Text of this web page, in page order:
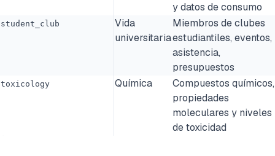
y datos de consumo
student_club
Vida
universitaria
Miembros de clubes
estudiantiles, eventos,
asistencia,
presupuestos
toxicology Química
Compuestos químicos,
propiedades
moleculares y niveles
de toxicidad